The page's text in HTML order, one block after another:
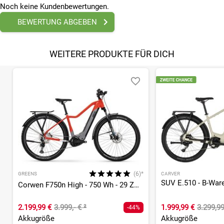
Noch keine Kundenbewertungen.
BEWERTUNG ABGEBEN
WEITERE PRODUKTE FÜR DICH
GREENS (6)*
Corwen F750n High - 750 Wh - 29 Zoll - Diamant
2.199,99 € 3.999,- €² -44%
Akkugröße
CARVER
1.999,99 €
Akkugröße